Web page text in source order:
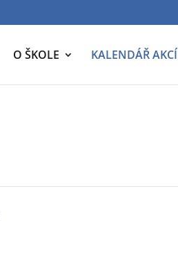
O ŠKOLE KALENDÁŘ AKCÍ